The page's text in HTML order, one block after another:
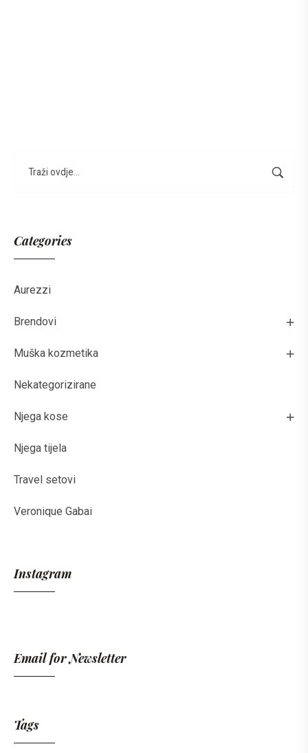
Categories
Aurezzi
Brendovi
Muška kozmetika
Nekategorizirane
Njega kose
Njega tijela
Travel setovi
Veronique Gabai
Instagram
Email for Newsletter
Tags